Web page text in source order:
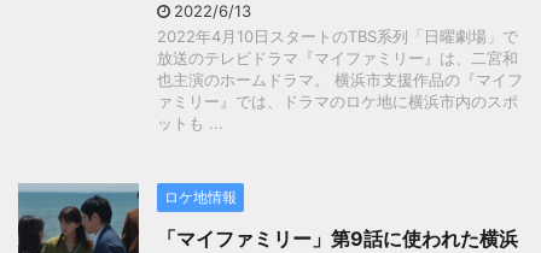
2022/6/13
2022年4月10日スタートのTBS系列「日曜劇場」で
放送のテレビドラマ『マイファミリー』は、二宮和
也主演のホームドラマ。 横浜市支援作品の『マイフ
ァミリー』では、ドラマのロケ地に横浜市内のスポ
ットも ...
ロケ地情報
「マイファミリー」第9話に使われた横浜